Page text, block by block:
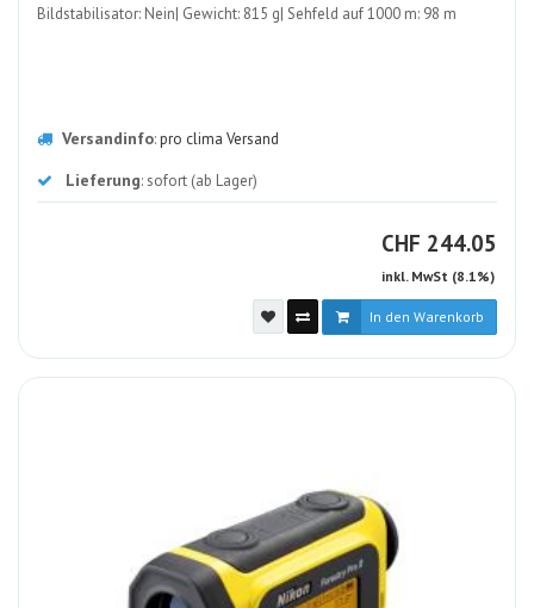
Bildstabilisator: Nein| Gewicht: 815 g| Sehfeld auf 1000 m: 98 m
Versandinfo:pro clima Versand
Lieferung: sofort (ab Lager)
CHF CHF
244.05
inkl. MwSt (8.1%)
In den Warenkorb